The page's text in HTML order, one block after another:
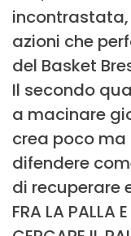
azioni che
del Basket
Il secondo
a macinare
crea poco
difendere
di recuperare
FRA LA PALLA